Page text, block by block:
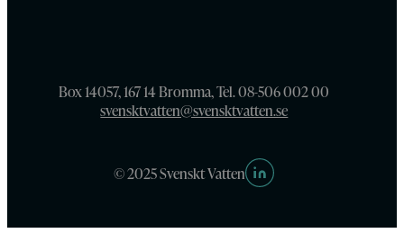
Box 14057, 167 14 Bromma, Tel. 08-506 002 00
svensktvatten@svensktvatten.se
© 2025 Svenskt Vatten